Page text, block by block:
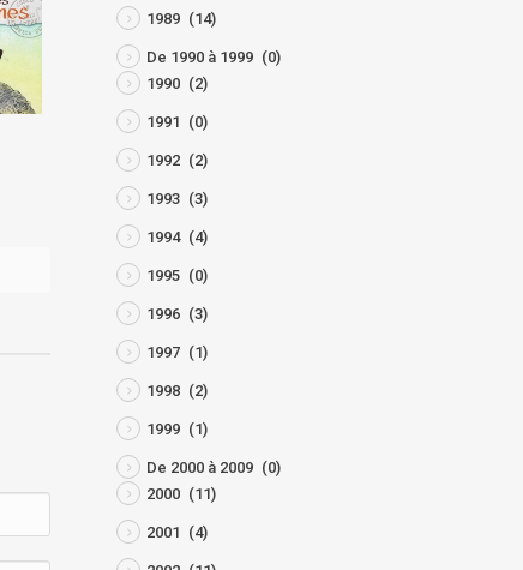
Coccinelle n° 37
novembre 22, 2022
1989 (14)
De 1990 à 1999 (0)
1990 (2)
1991 (0)
1992 (2)
1993 (3)
1994 (4)
1995 (0)
1996 (3)
1997 (1)
1998 (2)
1999 (1)
De 2000 à 2009 (0)
2000 (11)
2001 (4)